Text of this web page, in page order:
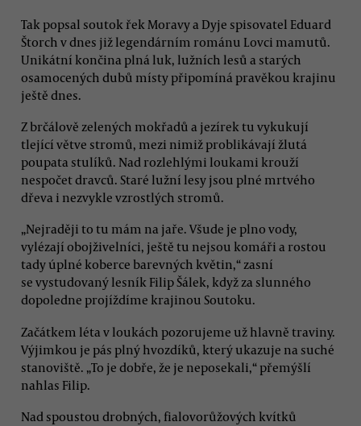
Tak popsal soutok řek Moravy a Dyje spisovatel Eduard
Štorch v dnes již legendárním románu Lovci mamutů.
Unikátní končina plná luk, lužních lesů a starých
osamocených dubů místy připomíná pravěkou krajinu
ještě dnes.
Z brčálově zelených mokřadů a jezírek tu vykukují
tlející větve stromů, mezi nimiž problikávají žlutá
poupata stulíků. Nad rozlehlými loukami krouží
nespočet dravců. Staré lužní lesy jsou plné mrtvého
dřeva i nezvykle vzrostlých stromů.
„Nejraději to tu mám na jaře. Všude je plno vody,
vylézají obojživelníci, ještě tu nejsou komáři a rostou
tady úplné koberce barevných květin,“ zasní
se vystudovaný lesník Filip Šálek, když za slunného
dopoledne projíždíme krajinou Soutoku.
Začátkem léta v loukách pozorujeme už hlavně traviny.
Výjimkou je pás plný hvozdíků, který ukazuje na suché
stanoviště. „To je dobře, že je neposekali,“ přemýšlí
nahlas Filip.
Nad spoustou drobných, fialovorůžových kvítků